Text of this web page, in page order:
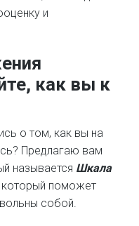
и
как вы к
о том, как вы на
Предлагаю вам
называется Шкала
который поможет
собой.